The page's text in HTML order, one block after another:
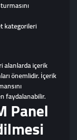
kategorileri
alanlarda içerik
önemlidir. İçerik
faydalanabilir.
Panel